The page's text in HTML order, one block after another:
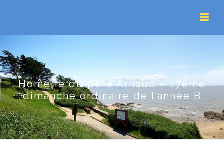
Homélie du père Arnaud – 17ème
dimanche ordinaire de l’année B